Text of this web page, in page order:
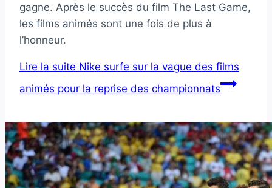
gagne. Après le succès du film The Last Game,
les films animés sont une fois de plus à
l’honneur.
Lire la suite Nike surfe sur la vague des films
animés pour la reprise des championnats